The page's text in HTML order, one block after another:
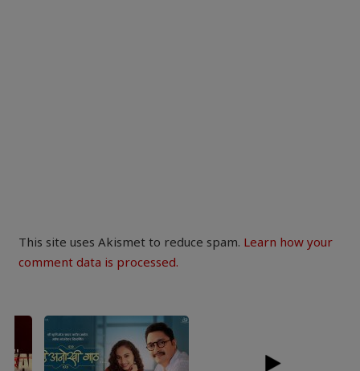
This site uses Akismet to reduce spam. Learn how your
comment data is processed.